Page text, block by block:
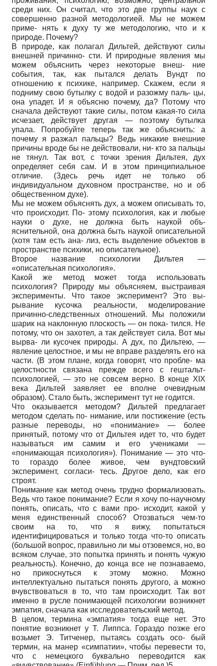
среди них. Он считал, что это две группы наук с
совершенно разной методологией. Мы не можем
приме- нять к духу ту же методологию, что и к
природе. Почему?
В природе, как полагал Дильтей, действуют силы
внешней причинно- сти. И природные явления мы
можем объяснить через некоторые внеш- ние
события, так, как пытался делать Вундт по
отношению к психике, например. Скажем, если я
подниму свою бутылку с водой и разожму паль- цы,
она упадет. И я объясню почему, да? Потому что
сначала действуют такие силы, потом какая-то сила
исчезает, действует другая — поэтому бутылка
упала. Попробуйте теперь так же объяснить: а
почему я разжал пальцы? Ведь никакие внешние
причины вроде бы не действовали, ни- кто за пальцы
не тянул. Так вот, с точки зрения Дильтея, дух
определяет себя сам. И в этом принципиальное
отличие. (Здесь речь идет не только об
индивидуальном духовном пространстве, но и об
общественном духе).
Мы не можем объяснять дух, а можем описывать то,
что происходит. По- этому психология, как и любые
науки о духе, не должна быть наукой объ-
яснительной, она должна быть наукой описательной
(хотя там есть ана- лиз, есть выделение объектов в
пространстве психики, но описательное).
Второе название психологии Дильтея —
«описательная психология».
Какой же метод может тогда использовать
психология? Природу мы объясняем, выстраивая
эксперименты. Что такое эксперимент? Это вы-
рывание кусочка реальности, моделирование
причинно-следственных отношений. Мы положили
шарик на наклонную плоскость — он пока- тился. Не
потому, что он захотел, а так действует сила. Вот мы
вырва- ли кусочек природы. А дух, по Дильтею, —
явление целостное, и мы не вправе разделять его на
части. (В этом плане, когда говорят, что пробле- ма
целостности связана прежде всего с гештальт-
психологией, — это не совсем верно. В конце XIX
века Дильтей заявляет ее вполне очевидным
образом). Стало быть, эксперимент тут не годится.
Что оказывается методом? Дильтей предлагает
методом сделать по- нимание, или постижение (есть
разные переводы, но «понимание» — более
принятый, потому что от Дильтея идет то, что будет
называться им самим и его учениками —
«понимающая психология»). Понимание — это что-
то гораздо более живое, чем вундтовский
эксперимент, согласи- тесь. Другое дело, как его
строят.
Понимание как метод очень трудно формализовать.
Ведь что такое понимание? Если я хочу по-научному
понять, описать, что с вами про- исходит, какой у
меня единственный способ? Отозваться чем-то
своим на то, что я вижу, попытаться
идентифицироваться и только тогда что-то описать
(большой вопрос, правильно ли мы отзовемся, но, во
всяком случае, это попытка принять и понять чужую
реальность). Конечно, до конца все не познаваемо,
но прикоснуться к этому можно. Можно
интеллектуально пытаться понять другого, а можно
вчувствоваться в то, что там происходит. Так вот
именно в русле понимающей психологии возникнет
эмпатия, сначала как исследовательский метод.
В целом, термина «эмпатия» тогда еще нет. Это
понятие возникнет у Т. Липпса. Гораздо позже его
возьмет Э. Титченер, пытаясь создать осо- бый
термин, на манер «симпатии», чтобы перевести то,
что с немецкого буквально переводится как